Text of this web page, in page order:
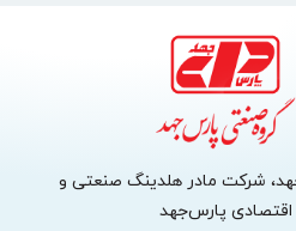
شرکت مادر هلدینگ صنعتی و
اقتصادی پارس‌جهد